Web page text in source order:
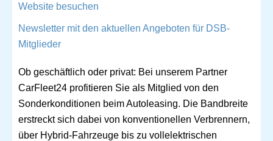
Website besuchen
Newsletter mit den aktuellen Angeboten für DSB-
Mitglieder
Ob geschäftlich oder privat: Bei unserem Partner
CarFleet24 profitieren Sie als Mitglied von den
Sonderkonditionen beim Autoleasing. Die Bandbreite
erstreckt sich dabei von konventionellen Verbrennern,
über Hybrid-Fahrzeuge bis zu vollelektrischen